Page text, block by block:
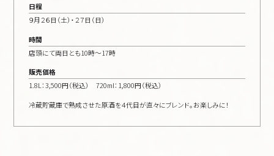
日程
９月２６日（土）・２７日（日）
時間
店頭にて両日とも10時〜17時
販売価格
1.8L：3,500円（税込） 720ml：1,800円（税込）
冷蔵貯蔵庫で熟成させた原酒を４代目が直々にブレンド。お楽しみに！